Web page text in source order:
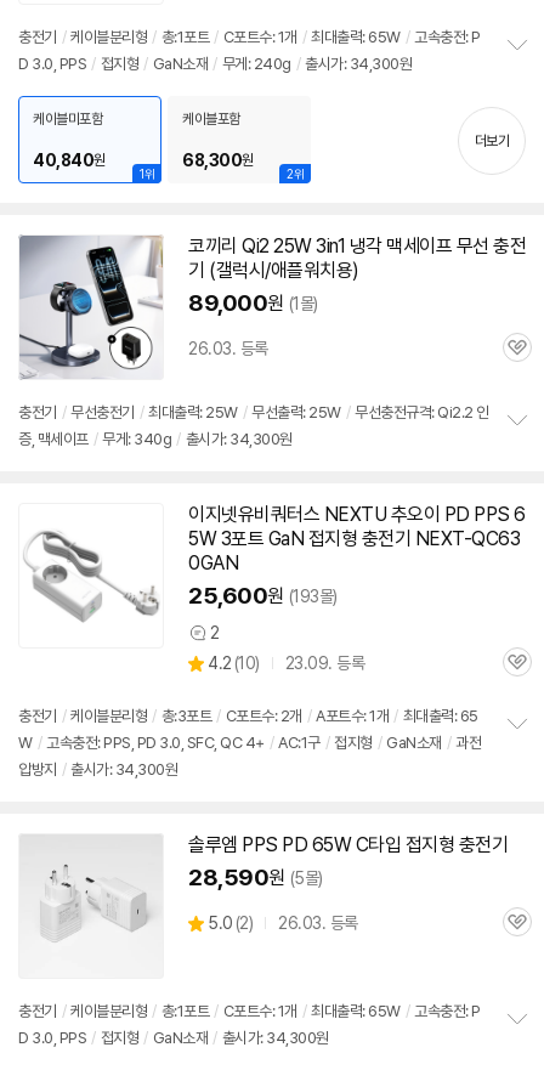
뷰
충전기 / 케이블분리형 / 총:1포트 / C포트수: 1개 / 최대출력: 65W / 고속충전: P
D 3.0, PPS / 접지형 / GaN소재 / 무게: 240g / 출시가: 34,300원
치
기
1위
케이블미포함
40,840원
2위
케이블포함
68,300원
더보기
코끼리 Qi2 25W 3in1 냉각 맥세이프 무선 충전
기 (갤럭시/애플워치용)
89,000원 (1몰)
26.03. 등록
관
충전기 / 무선충전기 / 최대출력: 25W / 무선출력: 25W / 무선충전규격: Qi2.2 인
증, 맥세이프 / 무게: 340g / 출시가: 34,300원
치
기
이지넷유비쿼터스 NEXTU 추오이 PD PPS 6
5W3포트 GaN 접지형 충전기 NEXT-QC63
0GAN
25,600원 (193몰)
상
품
견
2
별
4.2 (상
리
뷰
10) 23.09. 등록
관
충전기 / 케이블분리형 / 총:3포트 / C포트수: 2개 / A포트수: 1개 / 최대출력: 65
W / 고속충전: PPS, PD 3.0, SFC, QC 4+ / AC:1구 / 접지형 / GaN소재 / 과전
압방지 / 출시가: 34,300원
솔루엠 PPS PD 65WC타입 접지형 충전기
28,590원 (5몰)
별
5.0 (상
뷰
2) 26.03. 등록
관
충전기 / 케이블분리형 / 총:1포트 / C포트수: 1개 / 최대출력: 65W / 고속충전: P
D 3.0, PPS / 접지형 / GaN소재 / 출시가: 34,300원